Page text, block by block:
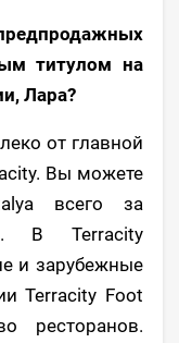
титулом на
Лара?
от главной
Вы можете
всего за
В Terracity
и зарубежные
Terracity Foot
ресторанов.